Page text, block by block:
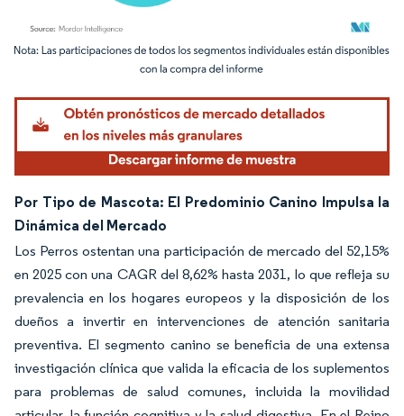
Imagen © Mordor Intelligence. El uso requiere atribución según CC BY 4.0.
Por Tipo de Mascota: El Predominio Canino Impulsa la
Dinámica del Mercado
Los Perros ostentan una participación de mercado del 52,15%
en 2025 con una CAGR del 8,62% hasta 2031, lo que refleja su
prevalencia en los hogares europeos y la disposición de los
dueños a invertir en intervenciones de atención sanitaria
preventiva. El segmento canino se beneficia de una extensa
investigación clínica que valida la eficacia de los suplementos
para problemas de salud comunes, incluida la movilidad